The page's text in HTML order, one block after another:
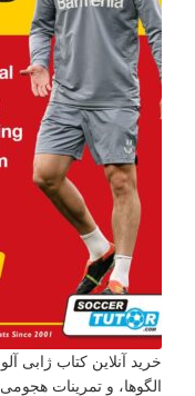
الگوها، و تمرینات